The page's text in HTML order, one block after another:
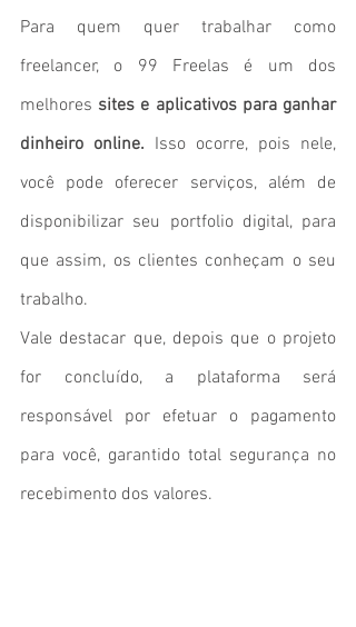
Para quem quer trabalhar como
freelancer, o 99 Freelas é um dos
melhores sites e aplicativos para ganhar
dinheiro online. Isso ocorre, pois nele,
você pode oferecer serviços, além de
disponibilizar seu portfolio digital, para
que assim, os clientes conheçam o seu
trabalho.
Vale destacar que, depois que o projeto
for concluído, a plataforma será
responsável por efetuar o pagamento
para você, garantido total segurança no
recebimento dos valores.